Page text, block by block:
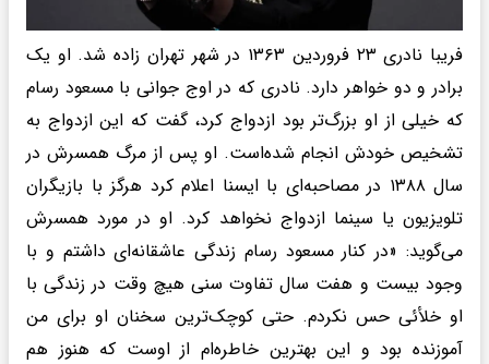
فریبا نادری ۲۳ فروردین ۱۳۶۳ در شهر تهران زاده شد. او یک
برادر و دو خواهر دارد. نادری که در اوج جوانی با مسعود رسام
که خیلی از او بزرگ‌تر بود ازدواج کرد، گفت که این ازدواج به
تشخیص خودش انجام شده‌است. او پس از مرگ همسرش در
سال ۱۳۸۸ در مصاحبه‌ای با ایسنا اعلام کرد هرگز با بازیگران
تلویزیون یا سینما ازدواج نخواهد کرد. او در مورد همسرش
می‌گوید: «در کنار مسعود رسام زندگی عاشقانه‌ای داشتم و با
وجود بیست و هفت سال تفاوت سنی هیچ وقت در زندگی با
او خلأئی حس نکردم. حتی کوچک‌ترین سخنان او برای من
آموزنده بود و این بهترین خاطره‌ام از اوست که هنوز هم